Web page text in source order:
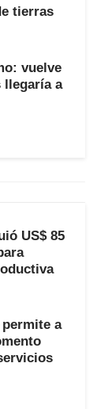
tierras
vuelve
llegaría a
US$ 85
a